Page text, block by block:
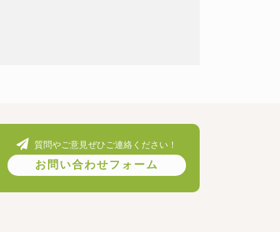
質問やご意見ぜひご連絡ください！
お問い合わせフォーム